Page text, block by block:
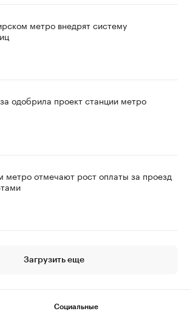
метро внедрят систему
одобрила проект станции метро
метро отмечают рост оплаты за проезд
Загрузить еще
Социальные